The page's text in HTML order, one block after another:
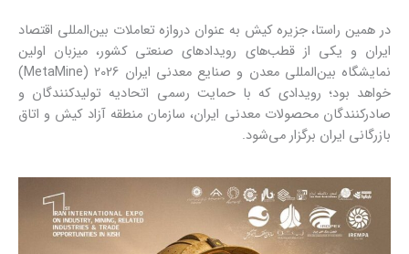
در همین راستا، جزیره کیش به عنوان دروازه تعاملات بین‌المللی اقتصاد
ایران و یکی از قطب‌های رویدادهای صنعتی کشور، میزبان اولین
نمایشگاه بین‌المللی معدن و صنایع معدنی ایران MetaMine) 2026)
خواهد بود؛ رویدادی که با حمایت رسمی اتحادیه تولیدکنندگان و
صادرکنندگان محصولات معدنی ایران، سازمان منطقه آزاد کیش و اتاق
بازرگانی ایران برگزار می‌شود.